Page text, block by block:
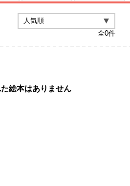
全0件
絵本はありません